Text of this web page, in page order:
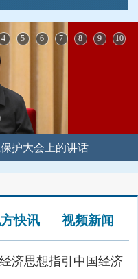
况通报
和1—6月全国环境空
国空气质量预报会
2026-07-16
国空气质量预报会
拟订生态环境标
术规...
环境部纪检监察
宣传部、司法部关
个五年规划（2026
加强新时代社会工
2026-07-23
2026-07-14
公厅印发《关于用
项清单的具体措
防治年报
时数据发布系统
数据发布
水生态环境保护
大气环境保护
核与辐射安全监管
务工作者、3个基层
优一先”表彰
2026-07-21
”风采录
2026-07-17
践行正确政绩观学
心组集体学习
护大会上的讲话
4 5 6 7 8 9 10
快讯 视频新闻
济思想指引中国经济